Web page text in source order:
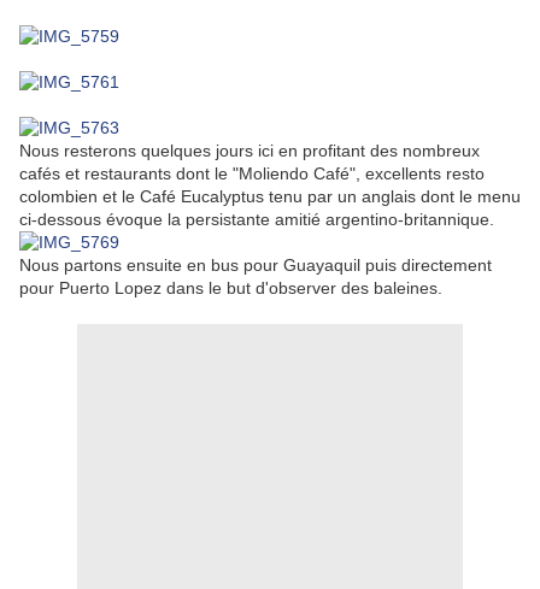
Nous resterons quelques jours ici en profitant des nombreux
cafés et restaurants dont le "Moliendo Café", excellents resto
colombien et le Café Eucalyptus tenu par un anglais dont le menu
ci-dessous évoque la persistante amitié argentino-britannique.
Nous partons ensuite en bus pour Guayaquil puis directement
pour Puerto Lopez dans le but d'observer des baleines.